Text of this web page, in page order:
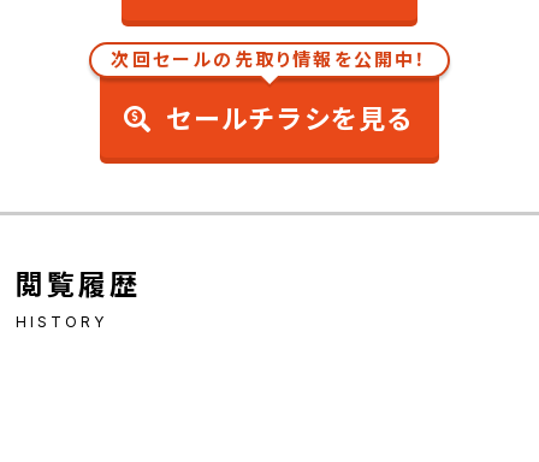
次回セールの先取り情報を公開中！
セールチラシを見る
閲覧履歴
HISTORY